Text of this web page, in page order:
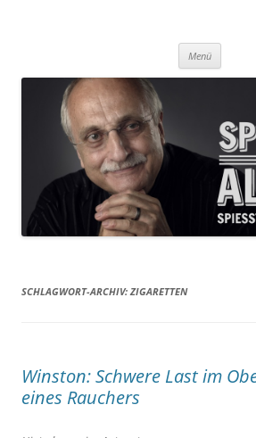
Spiesser Alfons
Menü
SCHLAGWORT-ARCHIV:ZIGARETTEN
Winston: Schwere Last im
eines Rauchers